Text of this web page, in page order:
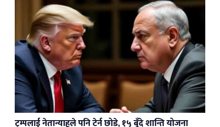
ट्रम्पलाई नेतान्याहूले पनि टेर्न छोडे, १५ बुँदे शान्ति योजना